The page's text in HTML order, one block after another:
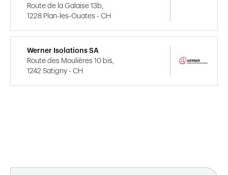
Route de la Galaise 13b,
1228 Plan-les-Ouates - CH
Werner Isolations SA
Route des Moulières 10 bis,
1242 Satigny - CH